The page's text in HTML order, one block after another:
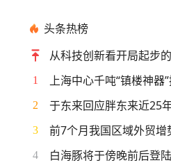
头条热榜
从科技创新看开局起步
1 上海中心千吨“镇楼神器
2
3 前7个月我国区域外贸增
4 白海豚将于傍晚前后登陆